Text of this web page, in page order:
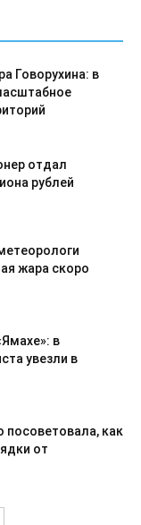
Говорухина: в
отдал
рублей
жара скоро
в
увезли в
посоветовала, как
от